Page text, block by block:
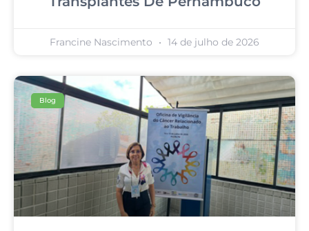
Francine Nascimento 14 de julho de 2026
Blog